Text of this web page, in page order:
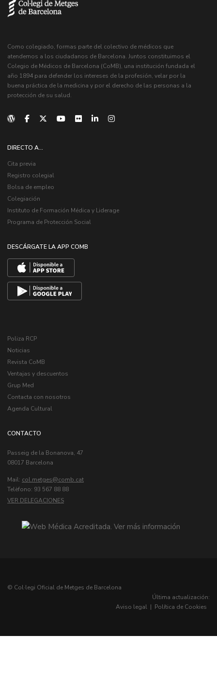
Como colegiado, formas parte del colectivo de médicos que
atendemos a los ciudadanos de Barcelona. Juntos constituimos el
Colegio de Médicos de Barcelona (CoMB), una institución fundada el
año 1894 para defender los intereses de la profesión, velar por la
buena práctica de la medicina y por el derecho de las personas a la
protección de su salud.
DIRECTO A...
Cita previa
Registro colegial
Bolsa de empleo
Colegiación
Instituto de Formación Médica y Liderage
Programa de Protección Social
DESCÁRGATE LA APP COMB
Poliza RCP
Noticias
Revista CoMB
Ventajas y descuentos
Grup Med
Contacta con nosotros
Agenda Cultural
CONTACTO
Passeig de la Bonanova, 47
08017 Barcelona
Mail: col.metges
Telèfono: 93 567 88 88
VER DELEGACIONES
© Col·legi Oficial de Metges de Barcelona
Última actualización:
Aviso legal | Política de Cookies